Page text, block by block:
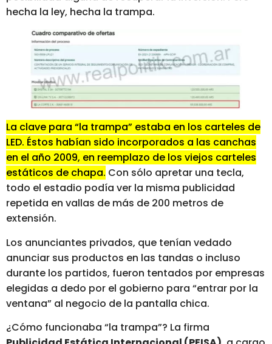
hecha la ley, hecha la trampa.
La clave para “la trampa” estaba en los carteles de
LED. Éstos habían sido incorporados a las canchas
en el año 2009, en reemplazo de los viejos carteles
estáticos de chapa. Con sólo apretar una tecla,
todo el estadio podía ver la misma publicidad
repetida en vallas de más de 200 metros de
extensión.
Los anunciantes privados, que tenían vedado
anunciar sus productos en las tandas o incluso
durante los partidos, fueron tentados por empresas
elegidas a dedo por el gobierno para “entrar por la
ventana” al negocio de la pantalla chica.
¿Cómo funcionaba “la trampa”? La firma